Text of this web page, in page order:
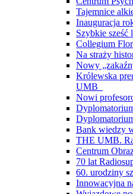
Tajemnice
Inauguracja
Szybkie sześć
Collegium
Na straży
Nowy
Królewska
UMB
Nowi
Bank wiedzy
THE UMB.
Centrum
70 lat
60. urodziny
Innowacyjna